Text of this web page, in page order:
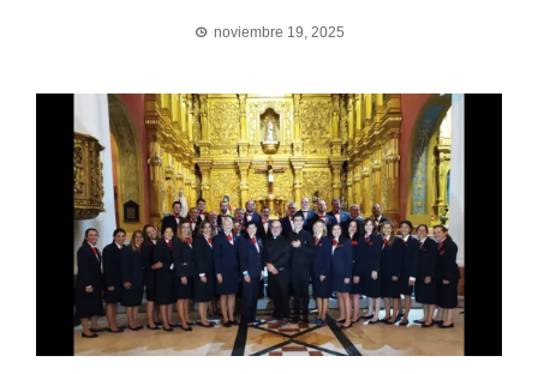
noviembre 19, 2025